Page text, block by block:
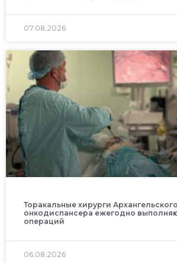
07.08.2026
Торакальные хирурги Архангельского
онкодиспансера ежегодно
операций
06.08.2026